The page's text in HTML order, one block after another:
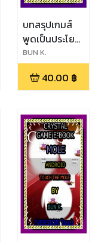
บทสรุปเกมส์
พูดเป็นประโยค
และเสียงร้อง
ของสัตว์ต่างๆ
BUN K.
40.00 ฿